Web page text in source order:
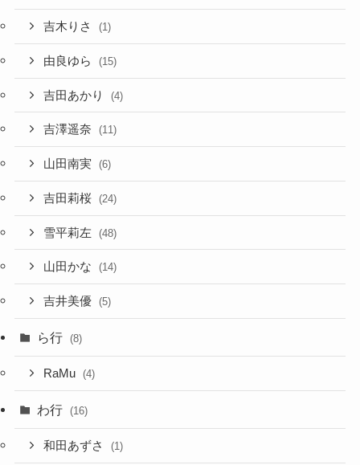
吉木りさ (1)
由良ゆら (15)
吉田あかり (4)
吉澤遥奈 (11)
山田南実 (6)
吉田莉桜 (24)
雪平莉左 (48)
山田かな (14)
吉井美優 (5)
ら行 (8)
RaMu (4)
わ行 (16)
和田あずさ (1)